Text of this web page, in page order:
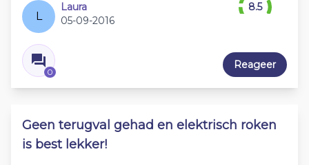
L
Laura
05-09-2016
0
8.5
Reageer
Geen terugval gehad en elektrisch roken
is best lekker!